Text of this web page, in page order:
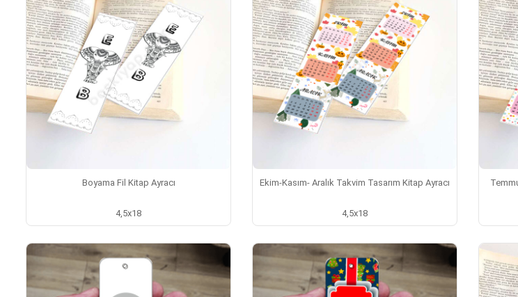
Boyama Fil Kitap Ayracı
4,5x18
Ekim-Kasım- Aralık Takvim Tasarım Kitap Ayracı
4,5x18